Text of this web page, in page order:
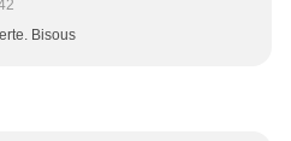
Bisous